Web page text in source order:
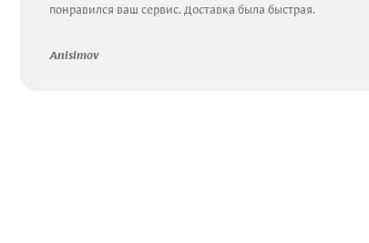
понравился ваш сервис. Доставка была быстрая.
Anisimov